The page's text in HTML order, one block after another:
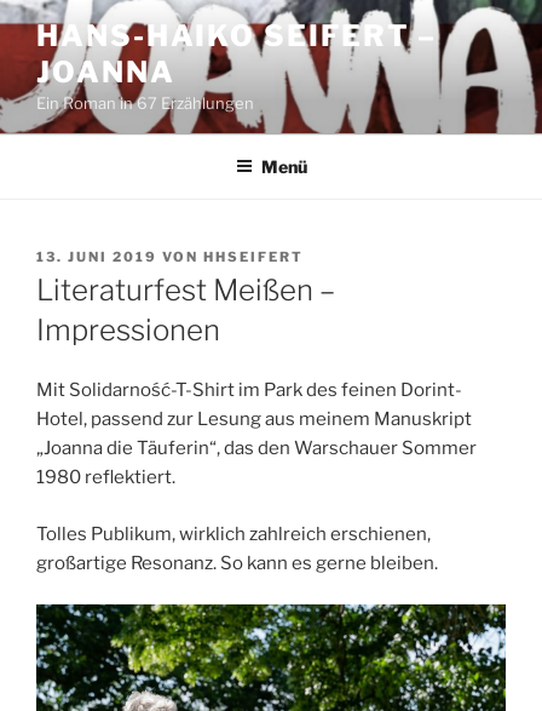
Zum
Inhalt
springen
HANS-HAIKO SEIFERT –
JOANNA
Ein Roman in 67 Erzählungen
Menü
VERÖFFENTLICHT
AM
13. JUNI 2019 VON HHSEIFERT
Literaturfest Meißen –
Impressionen
Mit Solidarność-T-Shirt im Park des feinen Dorint-
Hotel, passend zur Lesung aus meinem Manuskript
„Joanna die Täuferin“, das den Warschauer Sommer
1980 reflektiert.
Tolles Publikum, wirklich zahlreich erschienen,
großartige Resonanz. So kann es gerne bleiben.